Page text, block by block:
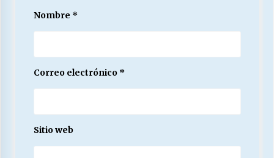
Nombre *
Correo electrónico *
Sitio web